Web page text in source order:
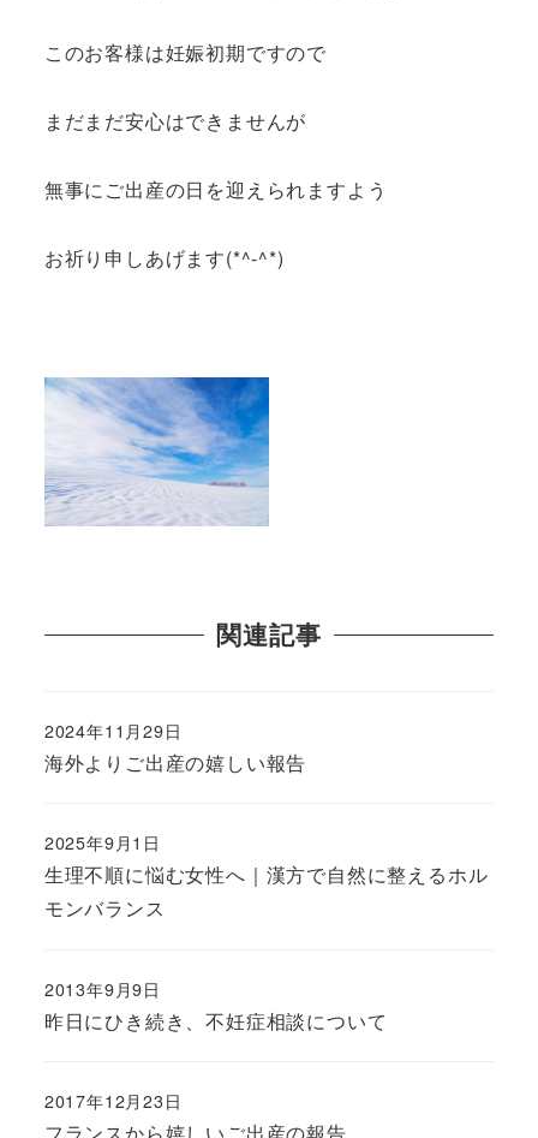
このお客様は妊娠初期ですので
まだまだ安心はできませんが
無事にご出産の日を迎えられますよう
お祈り申しあげます(*^-^*)
関連記事
海外よりご出産の嬉しい報告
2024年11月29日
生理不順に悩む女性へ｜漢方で自然に整えるホル
モンバランス
2025年9月1日
昨日にひき続き、不妊症相談について
2013年9月9日
2017年12月23日